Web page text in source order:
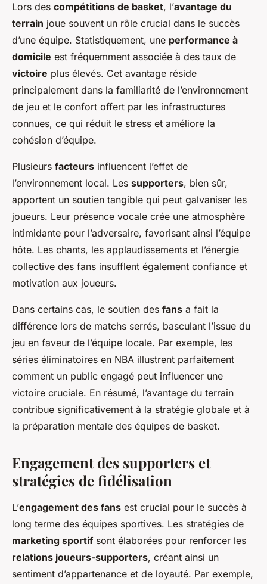
Lors des compétitions de basket, l’avantage du
terrain joue souvent un rôle crucial dans le succès
d’une équipe. Statistiquement, une performance à
domicile est fréquemment associée à des taux de
victoire plus élevés. Cet avantage réside
principalement dans la familiarité de l’environnement
de jeu et le confort offert par les infrastructures
connues, ce qui réduit le stress et améliore la
cohésion d’équipe.
Plusieurs facteurs influencent l’effet de
l’environnement local. Les supporters, bien sûr,
apportent un soutien tangible qui peut galvaniser les
joueurs. Leur présence vocale crée une atmosphère
intimidante pour l’adversaire, favorisant ainsi l’équipe
hôte. Les chants, les applaudissements et l’énergie
collective des fans insufflent également confiance et
motivation aux joueurs.
Dans certains cas, le soutien des fans a fait la
différence lors de matchs serrés, basculant l’issue du
jeu en faveur de l’équipe locale. Par exemple, les
séries éliminatoires en NBA illustrent parfaitement
comment un public engagé peut influencer une
victoire cruciale. En résumé, l’avantage du terrain
contribue significativement à la stratégie globale et à
la préparation mentale des équipes de basket.
Engagement des supporters et
stratégies de fidélisation
L’engagement des fans est crucial pour le succès à
long terme des équipes sportives. Les stratégies de
marketing sportifsont élaborées pour renforcer les
relations joueurs-supporters, créant ainsi un
sentiment d’appartenance et de loyauté. Par exemple,